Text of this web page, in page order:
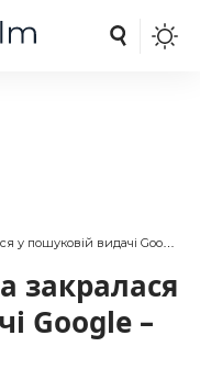
видачі Google – будьте обережні
закралася
Google –